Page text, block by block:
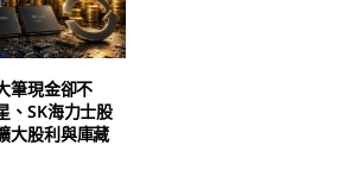
筆現金卻不
、SK海力士股
大股利與庫藏